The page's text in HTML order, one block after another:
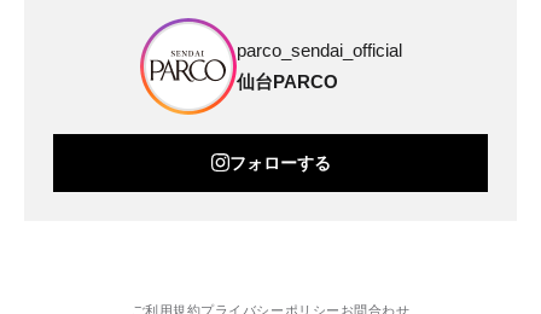
parco_sendai_official
仙台PARCO
フォローする
ご利用規約プライバシーポリシー お問合わせ